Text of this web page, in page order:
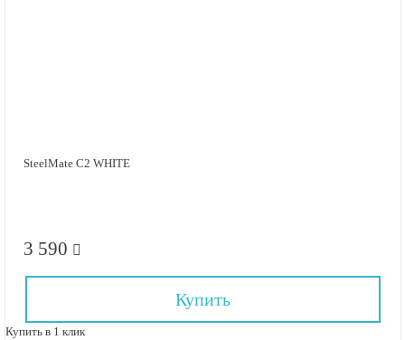
SteelMate C2 WHITE
3 590
Купить
Купить в 1 клик